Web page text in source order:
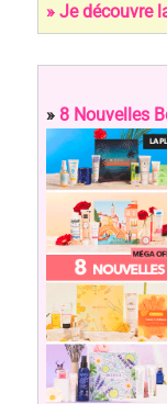
» Je découvre
» 8 Nouvelles